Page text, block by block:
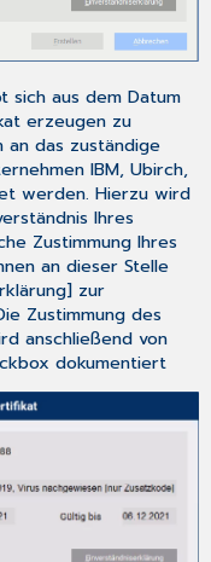
sich aus dem Datum
erzeugen zu
an das zuständige
IBM, Ubirch,
werden. Hierzu wird
Ihres
Zustimmung Ihres
an dieser Stelle
zur
Zustimmung des
anschließend von
dokumentiert